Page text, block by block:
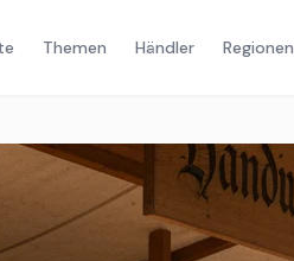
Themen Händler Regionen